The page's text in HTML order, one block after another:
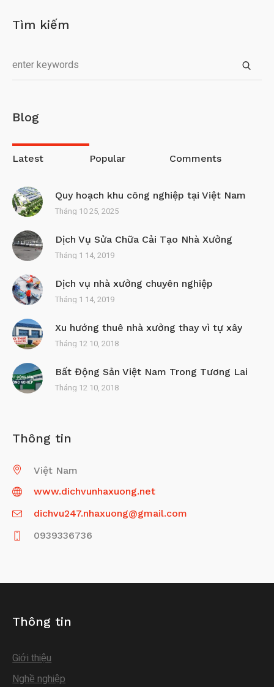
Tìm kiếm
Blog
Latest Popular Comments
Quy hoạch khu công nghiệp tại Việt Nam
Tháng 10 25, 2025
Dịch Vụ Sửa Chữa Cải Tạo Nhà Xưởng
Tháng 1 14, 2019
Dịch vụ nhà xưởng chuyên nghiệp
Tháng 1 14, 2019
Xu hướng thuê nhà xưởng thay vì tự xây
Tháng 12 10, 2018
Bất Động Sản Việt Nam Trong Tương Lai
Tháng 12 10, 2018
Thông tin
Việt Nam
www.dichvunhaxuong.net
dichvu247.nhaxuong@gmail.com
0939336736
Thông tin
Giới thiệu
Nghề nghiệp